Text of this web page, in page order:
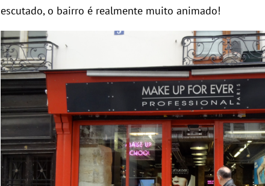
escutado, o bairro é realmente muito animado!